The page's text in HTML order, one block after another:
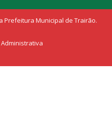
Prefeitura Municipal de Trairão.